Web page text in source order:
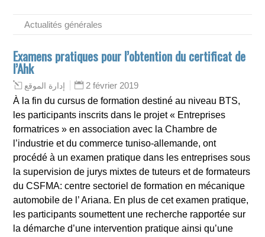
Actualités générales
Examens pratiques pour l’obtention du certificat de
l’Ahk
إدارة الموقع
2 février 2019
À la fin du cursus de formation destiné au niveau BTS,
les participants inscrits dans le projet « Entreprises
formatrices » en association avec la Chambre de
l’industrie et du commerce tuniso-allemande, ont
procédé à un examen pratique dans les entreprises sous
la supervision de jurys mixtes de tuteurs et de formateurs
du CSFMA: centre sectoriel de formation en mécanique
automobile de l’ Ariana. En plus de cet examen pratique,
les participants soumettent une recherche rapportée sur
la démarche d’une intervention pratique ainsi qu’une